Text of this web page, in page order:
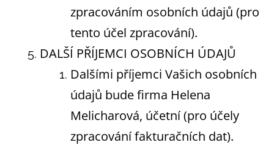
zpracováním osobních údajů (pro
tento účel zpracování).
DALŠÍ PŘÍJEMCI OSOBNÍCH ÚDAJŮ
Dalšími příjemci Vašich osobních
údajů bude firma Helena
Melicharová, účetní (pro účely
zpracování fakturačních dat).